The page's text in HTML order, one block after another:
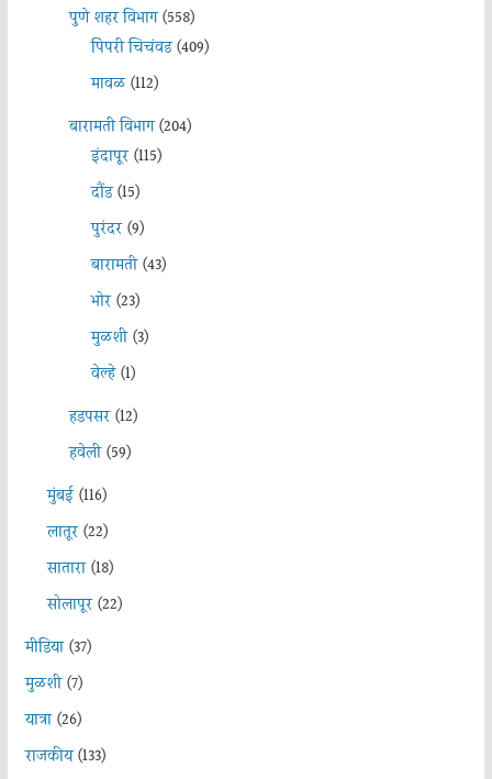
पुणे शहर विभाग(558)
पिंपरी चिचंवड(409)
मावळ(112)
बारामती विभाग(204)
इंदापूर(115)
दौंड(15)
पुरंदर(9)
बारामती(43)
भोर(23)
मुळशी(3)
वेल्हे(1)
हडपसर(12)
हवेली(59)
मुंबई(116)
लातूर(22)
सातारा(18)
सोलापूर(22)
मीडिया(37)
मुळशी(7)
यात्रा(26)
राजकीय(133)